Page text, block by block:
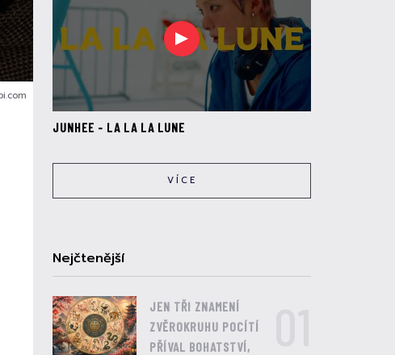
JUNHEE - LA LA LA LUNE
VÍCE
Nejčtenější
JEN TŘI ZNAMENÍ
ZVĚROKRUHU POCÍTÍ
PŘÍVAL BOHATSTVÍ,